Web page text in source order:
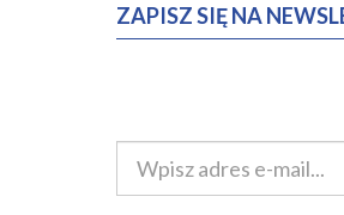
ZAPISZ SIĘ NA